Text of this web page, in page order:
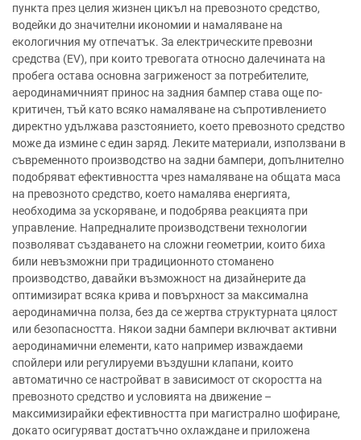
пункта през целия жизнен цикъл на превозното средство,
водейки до значителни икономии и намаляване на
екологичния му отпечатък. За електрическите превозни
средства (EV), при които тревогата относно далечината на
пробега остава основна загриженост за потребителите,
аеродинамичният принос на задния бампер става още по-
критичен, тъй като всяко намаляване на съпротивлението
директно удължава разстоянието, което превозното средство
може да измине с един заряд. Леките материали, използвани в
съвременното производство на задни бампери, допълнително
подобряват ефективността чрез намаляване на общата маса
на превозното средство, което намалява енергията,
необходима за ускоряване, и подобрява реакцията при
управление. Напредналите производствени технологии
позволяват създаването на сложни геометрии, които биха
били невъзможни при традиционното стоманено
производство, давайки възможност на дизайнерите да
оптимизират всяка крива и повърхност за максимална
аеродинамична полза, без да се жертва структурната цялост
или безопасността. Някои задни бампери включват активни
аеродинамични елементи, като например изваждаеми
спойлери или регулируеми въздушни клапани, които
автоматично се настройват в зависимост от скоростта на
превозното средство и условията на движение –
максимизирайки ефективността при магистрално шофиране,
докато осигуряват достатъчно охлаждане и приложена